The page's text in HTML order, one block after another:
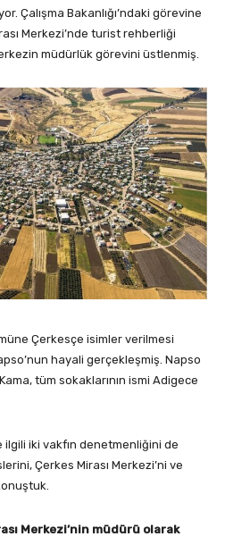
Çalışma Bakanlığı’ndaki görevine
Merkezi’nde turist rehberliği
müdürlük görevini üstlenmiş.
Çerkesçe isimler verilmesi
hayali gerçekleşmiş. Napso
tüm sokaklarının ismi Adigece
ilgili iki vakfın denetmenliğini de
Çerkes Mirası Merkezi’ni ve
Merkezi’nin müdürü olarak